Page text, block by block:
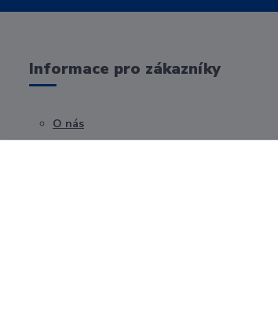
Informace pro zákazníky
O nás